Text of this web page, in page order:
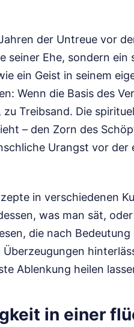
der Untreue vor
seiner Ehe, sondern ein
ein Geist in seinem
Wenn die Basis des
Treibsand. Die
– den Zorn des
Urangst vor der
in verschiedenen
was man sät,
die nach
Ablenkung heilen
in einer